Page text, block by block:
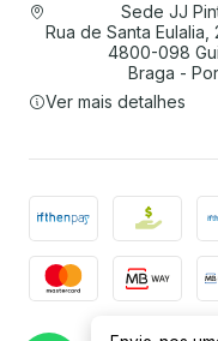
Sede JJ
Rua de Santa Eulalia,
4800-098
Braga -
Ver mais detalhes